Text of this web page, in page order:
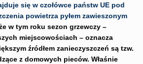
się w czołówce państw UE pod
powietrza pyłem zawieszonym
w tym roku sezon grzewczy –
miejscowościach – oznacza
źródłem zanieczyszczeń są tzw.
z domowych pieców. Właśnie